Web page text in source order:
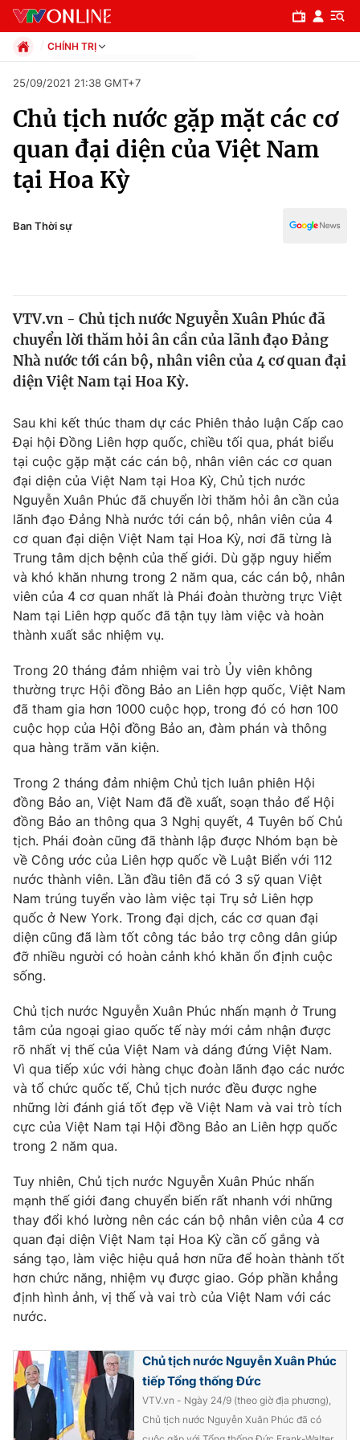
Chuyên mục
Chính trị
Thế giới
Tin tức
Thế giới đó đây
Câu chuyện quốc tế
Kinh tế
Tài chính
Thị trường
Góc doanh nghiệp
Dữ liệu và đời sống
Truyền hình
Phim VTV
Hậu trường
Nhân vật
Khán giả
Giải trí
Điện ảnh
Âm nhạc
Sao
Đời sống
Du lịch
Làm đẹp
Chất lượng cuộc sống
Giáo dục
Học trực tuyến
Công nghệ
Hitech Công nghệ tương lai
Sản phẩm
Tư vấn
Giao lưu trực tuyến
Chuyên mục khác
Emagazine Podcast
Photo Infographic
Video Shorts video
VTV Sức khoẻ Bất động sản
Thị trường 24h Tấm lòng Việt
VTV4 Vươn mình bằng AI
VTV9 VTV8
Liên hệ tòa soạn English
THỜI BÁO VTV
Theo dõi báo trên
Cơ quan chủ quản: Đài Truyền hình Việt Nam
CHÍNH TRỊ
Xã hội
Pháp luật
Kinh tế
Thể thao
Truyền hình
Văn hóa - Giải trí
Đời sống
25/09/2021 21:38 GMT+7
Chủ tịch nước gặp mặt các cơ
quan đại diện của Việt Nam
tại Hoa Kỳ
Ban Thời sự
VTV.vn - Chủ tịch nước Nguyễn Xuân Phúc đã
chuyển lời thăm hỏi ân cần của lãnh đạo Đảng
Nhà nước tới cán bộ, nhân viên của 4 cơ quan đại
diện Việt Nam tại Hoa Kỳ.
Sau khi kết thúc tham dự các Phiên thảo luận Cấp cao
Đại hội Đồng Liên hợp quốc, chiều tối qua, phát biểu
tại cuộc gặp mặt các cán bộ, nhân viên các cơ quan
đại diện của Việt Nam tại Hoa Kỳ, Chủ tịch nước
Nguyễn Xuân Phúc đã chuyển lời thăm hỏi ân cần của
lãnh đạo Đảng Nhà nước tới cán bộ, nhân viên của 4
cơ quan đại diện Việt Nam tại Hoa Kỳ, nơi đã từng là
Trung tâm dịch bệnh của thế giới. Dù gặp nguy hiểm
và khó khăn nhưng trong 2 năm qua, các cán bộ, nhân
viên của 4 cơ quan nhất là Phái đoàn thường trực Việt
Nam tại Liên hợp quốc đã tận tụy làm việc và hoàn
thành xuất sắc nhiệm vụ.
Trong 20 tháng đảm nhiệm vai trò Ủy viên không
thường trực Hội đồng Bảo an Liên hợp quốc, Việt Nam
đã tham gia hơn 1000 cuộc họp, trong đó có hơn 100
cuộc họp của Hội đồng Bảo an, đàm phán và thông
qua hàng trăm văn kiện.
Trong 2 tháng đảm nhiệm Chủ tịch luân phiên Hội
đồng Bảo an, Việt Nam đã đề xuất, soạn thảo để Hội
đồng Bảo an thông qua 3 Nghị quyết, 4 Tuyên bố Chủ
tịch. Phái đoàn cũng đã thành lập được Nhóm bạn bè
về Công ước của Liên hợp quốc về Luật Biển với 112
nước thành viên. Lần đầu tiên đã có 3 sỹ quan Việt
Nam trúng tuyển vào làm việc tại Trụ sở Liên hợp
quốc ở New York. Trong đại dịch, các cơ quan đại
diện cũng đã làm tốt công tác bảo trợ công dân giúp
đỡ nhiều người có hoàn cảnh khó khăn ổn định cuộc
sống.
Chủ tịch nước Nguyễn Xuân Phúc nhấn mạnh ở Trung
tâm của ngoại giao quốc tế này mới cảm nhận được
rõ nhất vị thế của Việt Nam và dáng đứng Việt Nam.
Vì qua tiếp xúc với hàng chục đoàn lãnh đạo các nước
và tổ chức quốc tế, Chủ tịch nước đều được nghe
những lời đánh giá tốt đẹp về Việt Nam và vai trò tích
cực của Việt Nam tại Hội đồng Bảo an Liên hợp quốc
trong 2 năm qua.
Tuy nhiên, Chủ tịch nước Nguyễn Xuân Phúc nhấn
mạnh thế giới đang chuyển biến rất nhanh với những
thay đổi khó lường nên các cán bộ nhân viên của 4 cơ
quan đại diện Việt Nam tại Hoa Kỳ cần cố gắng và
sáng tạo, làm việc hiệu quả hơn nữa để hoàn thành tốt
hơn chức năng, nhiệm vụ được giao. Góp phần khẳng
định hình ảnh, vị thế và vai trò của Việt Nam với các
nước.
Chủ tịch nước Nguyễn Xuân Phúc
tiếp Tổng thống Đức
VTV.vn - Ngày 24/9 (theo giờ địa phương),
Chủ tịch nước Nguyễn Xuân Phúc đã có